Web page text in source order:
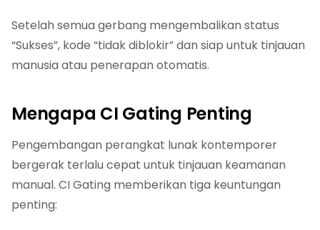
Setelah semua gerbang mengembalikan status
“Sukses”, kode “tidak diblokir” dan siap untuk tinjauan
manusia atau penerapan otomatis.
Mengapa CI Gating Penting
Pengembangan perangkat lunak kontemporer
bergerak terlalu cepat untuk tinjauan keamanan
manual. CI Gating memberikan tiga keuntungan
penting: